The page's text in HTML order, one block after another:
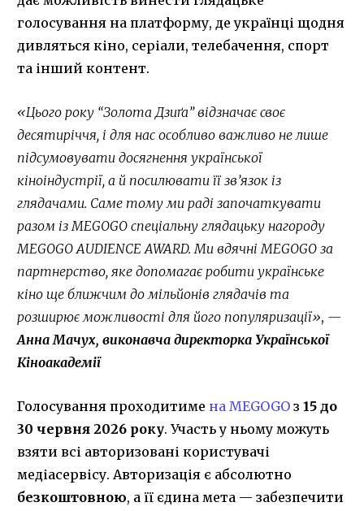
голосування на платформу, де українці щодня
дивляться кіно, серіали, телебачення, спорт
та інший контент.
«Цього року “Золота Дзиґа” відзначає своє
десятиріччя, і для нас особливо важливо не лише
підсумовувати досягнення української
кіноіндустрії, а й посилювати її зв’язок із
глядачами. Саме тому ми раді започаткувати
разом із MEGOGO спеціальну глядацьку нагороду
MEGOGO AUDIENCE AWARD. Ми вдячні MEGOGO за
партнерство, яке допомагає робити українське
кіно ще ближчим до мільйонів глядачів та
розширює можливості для його популяризації», —
Анна Мачух, виконавча директорка Української
Кіноакадемії
Голосування проходитиме на MEGOGO з 15 до
30 червня 2026 року. Участь у ньому можуть
взяти всі авторизовані користувачі
медіасервісу. Авторизація є абсолютно
безкоштовною, а її єдина мета — забезпечити